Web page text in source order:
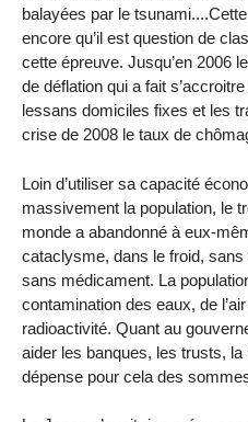
balayées par le
encore qu’il est question de
cette épreuve. Jusqu’en 2006
de déflation qui a fait
lessans domiciles fixes et les
crise de 2008 le taux de
Loin d’utiliser sa capacité
massivement la population, le
monde a abandonné à eux-
cataclysme, dans le froid,
sans médicament. La
contamination des eaux, de
radioactivité. Quant au
aider les banques, les trusts,
dépense pour cela des